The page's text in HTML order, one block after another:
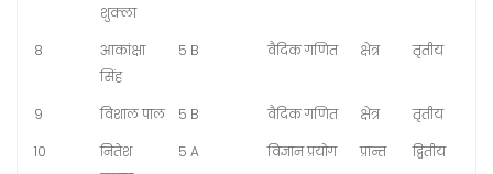
शुक्ला
8
आकांक्षा
सिंह
5 B वैदिक गणित क्षेत्र तृतीय
9 विशाल पाल 5 B वैदिक गणित क्षेत्र
तृतीय
10
नितेश
5 A विज्ञान प्रयोग प्रान्त द्वितीय